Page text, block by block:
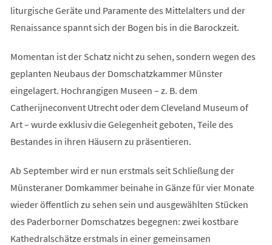
liturgische Geräte und Paramente des Mittelalters und der
Renaissance spannt sich der Bogen bis in die Barockzeit.
Momentan ist der Schatz nicht zu sehen, sondern wegen des
geplanten Neubaus der Domschatzkammer Münster
eingelagert. Hochrangigen Museen – z. B. dem
Catherijneconvent Utrecht oder dem Cleveland Museum of
Art – wurde exklusiv die Gelegenheit geboten, Teile des
Bestandes in ihren Häusern zu präsentieren.
Ab September wird er nun erstmals seit Schließung der
Münsteraner Domkammer beinahe in Gänze für vier Monate
wieder öffentlich zu sehen sein und ausgewählten Stücken
des Paderborner Domschatzes begegnen: zwei kostbare
Kathedralschätze erstmals in einer gemeinsamen